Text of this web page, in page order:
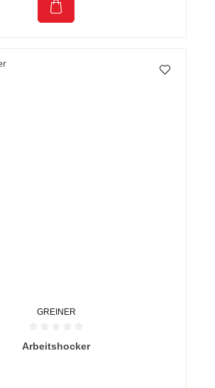
GREINER
Bewertung von 0 von 5 Sternen
Arbeitshocker